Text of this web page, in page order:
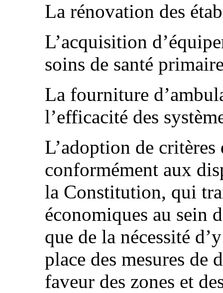
La rénovation des
L’acquisition
soins de santé
La fourniture
l’efficacité des
L’adoption de critères
conformément aux
la Constitution, qui
économiques au sein
que de la nécessité
place des mesures
faveur des zones et